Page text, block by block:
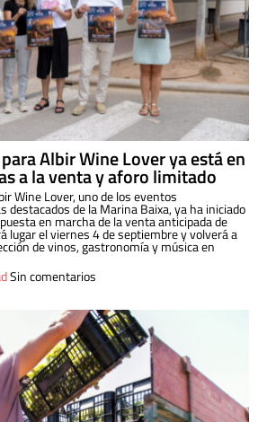
Albir Wine Lover ya está en
a la venta y aforo limitado
Wine Lover, uno de los eventos
destacados de la Marina Baixa, ya ha iniciado
en marcha de la venta anticipada de
lugar el viernes 4 de septiembre y volverá a
de vinos, gastronomía y música en
Sin comentarios